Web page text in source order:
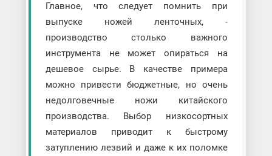
Главное, что следует помнить при
выпуске ножей ленточных, -
производство столько важного
инструмента не может опираться на
дешевое сырье. В качестве примера
можно привести бюджетные, но очень
недолговечные ножи китайского
производства. Выбор низкосортных
материалов приводит к быстрому
затуплению лезвий и даже к их поломке